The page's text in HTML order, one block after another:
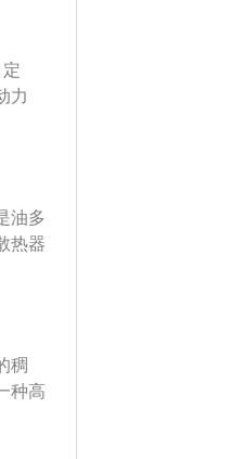
升
安
力
动
动
油多
热器
尽
同
在
免
响防
现
稠
种高
损